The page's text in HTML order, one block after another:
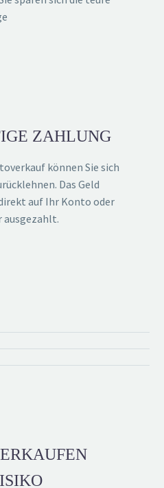
ZAHLUNG
können Sie sich
Das Geld
auf Ihr Konto oder
ausgezahlt.